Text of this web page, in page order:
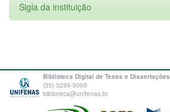
Sigla da instituição
Biblioteca Digital de Teses e Dissertações
(35) 3299-3000
biblioteca@unifenas.br